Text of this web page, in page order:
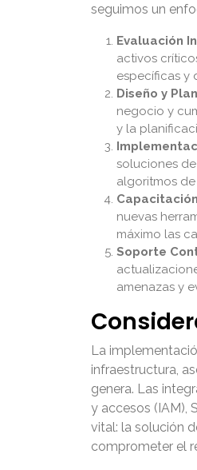
seguimos un
Evaluación
activos
específicas y
Diseño y
negocio y
y la
soluciones
algoritmos
nuevas
máximo las
Soporte
amenazas y
La
infraestructura,
genera. Las
y accesos (IAM),
vital: la solución
comprometer el